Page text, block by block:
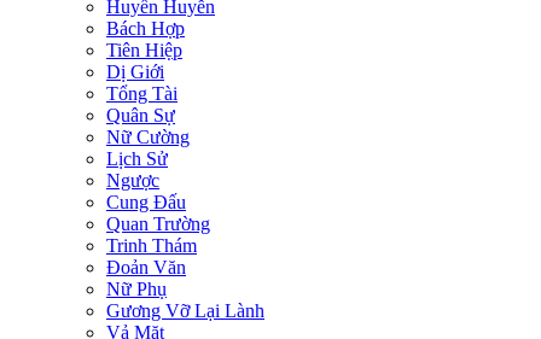
Huyền Huyễn
Bách Hợp
Tiên Hiệp
Dị Giới
Tổng Tài
Quân Sự
Nữ Cường
Lịch Sử
Ngược
Cung Đấu
Quan Trường
Trinh Thám
Đoản Văn
Nữ Phụ
Gương Vỡ Lại Lành
Vả Mặt